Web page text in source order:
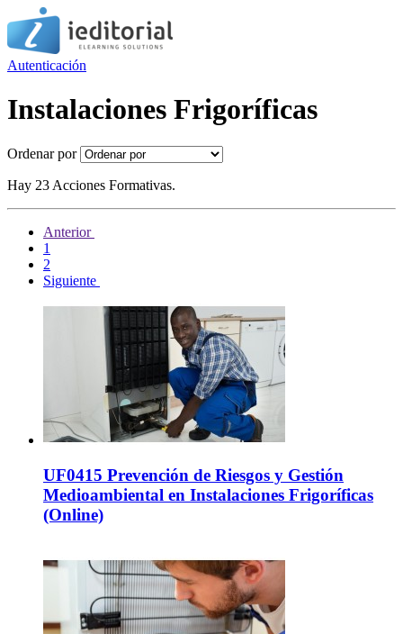
Autenticación
Instalaciones Frigoríficas
Ordenar por
Hay 23 Acciones Formativas.
Anterior
1
2
Siguiente
UF0415 Prevención de Riesgos y Gestión
Medioambiental en Instalaciones Frigoríficas
(Online)